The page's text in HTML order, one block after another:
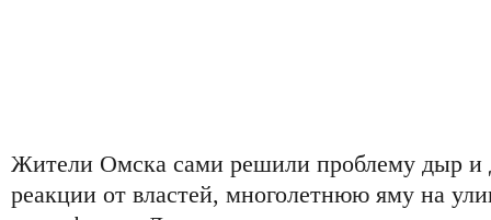
Жители Омска сами решили проблему дыр и
реакции от властей, многолетнюю яму на